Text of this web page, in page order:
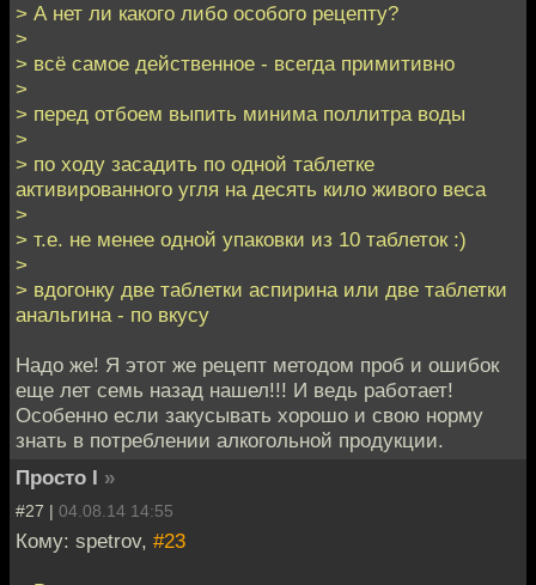
> А нет ли какого либо особого рецепту?
>
> всё самое действенное - всегда примитивно
>
> перед отбоем выпить минима поллитра воды
>
> по ходу засадить по одной таблетке
активированного угля на десять кило живого веса
>
> т.е. не менее одной упаковки из 10 таблеток :)
>
> вдогонку две таблетки аспирина или две таблетки
анальгина - по вкусу
Надо же! Я этот же рецепт методом проб и ошибок
еще лет семь назад нашел!!! И ведь работает!
Особенно если закусывать хорошо и свою норму
знать в потреблении алкогольной продукции.
Просто I »
#27 | 04.08.14 14:55
Кому: spetrov, #23